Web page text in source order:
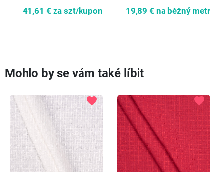
41,61 € za szt/kupon
19,89 € na běžný metr
Mohlo by se vám také líbit
favorite favorite